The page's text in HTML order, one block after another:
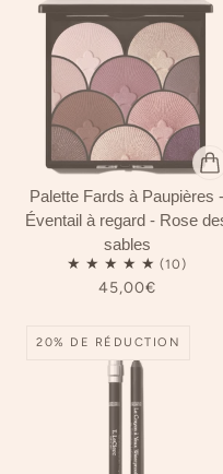
Palette Fards à Paupières -
Éventail à regard - Rose
sables
45,00€
20% DE RÉDUCTION